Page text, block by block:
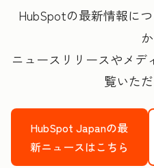
HubSpotの最新情報に
ニュースリリースやメ
覧いただ
HubSpot Japanの最
新ニュースはこちら